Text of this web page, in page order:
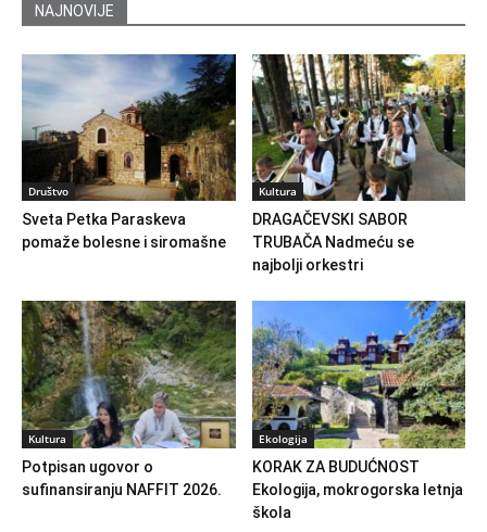
NAJNOVIJE
Društvo
Sveta Petka Paraskeva
pomaže bolesne i siromašne
Kultura
DRAGAČEVSKI SABOR
TRUBAČA Nadmeću se
najbolji orkestri
Kultura
Potpisan ugovor o
sufinansiranju NAFFIT 2026.
Ekologija
KORAK ZA BUDUĆNOST
Ekologija, mokrogorska letnja
škola